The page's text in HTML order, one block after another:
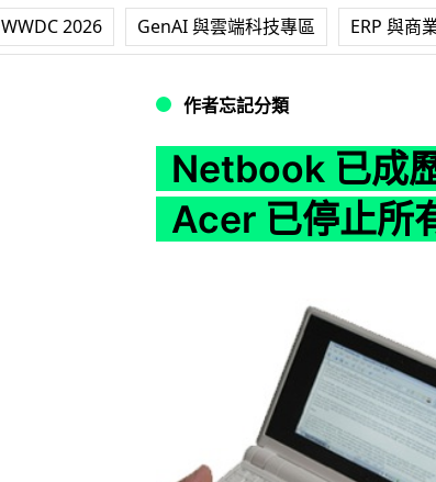
WWDC 2026 GenAI 與雲端科技專區 ERP 與商
作者忘記分類
Netbook 已成
Acer 已停止所